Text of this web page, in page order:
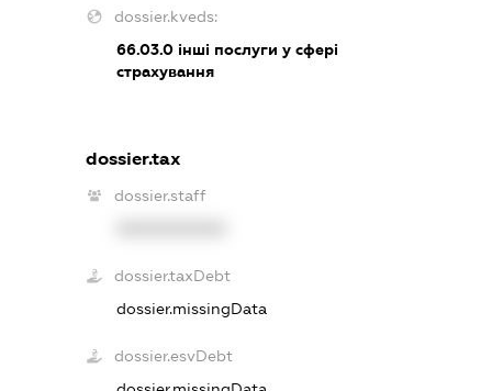
dossier.kveds:
66.03.0інші послуги у сфері
страхування
dossier.tax
dossier.staff
dossier.taxDebt
dossier.missingData
dossier.esvDebt